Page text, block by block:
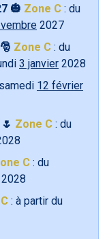
🎃 Zone C : du
2027
Zone C : du
3 janvier 2028
12 février
Zone C : du
C : du
2028
: à partir du